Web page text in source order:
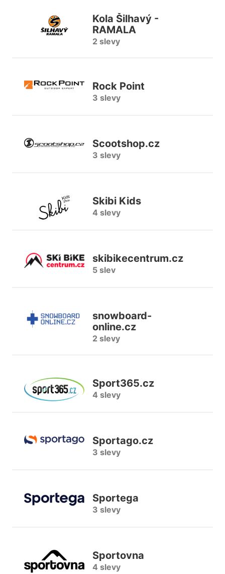
Kola Šilhavý -
RAMALA
2 slevy
Rock Point
3 slevy
Scootshop.cz
3 slevy
Skibi Kids
4 slevy
skibikecentrum.cz
5 slev
snowboard-
online.cz
2 slevy
Sport365.cz
4 slevy
Sportago.cz
3 slevy
Sportega
3 slevy
Sportovna
4 slevy